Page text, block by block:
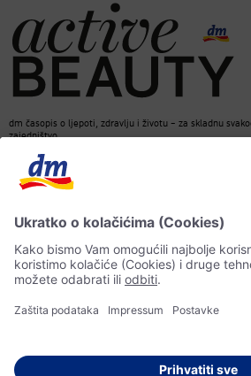
dm časopis o ljepoti, zdravlju i životu – za skladnu
zajedništvo.